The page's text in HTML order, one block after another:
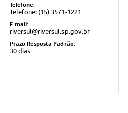
Telefone:
Telefone: (15) 3571-1221
E-mail:
riversul@riversul.sp.gov.br
Prazo Resposta Padrão:
30 dias